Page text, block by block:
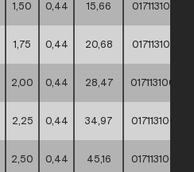
1,50 0,44 15,66
1,75 0,44 20,68
2,00 0,44 28,47
2,25 0,44 34,97
2,50 0,44 45,16